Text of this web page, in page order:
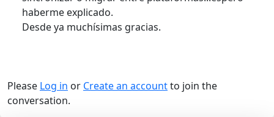
haberme explicado.
Desde ya muchísimas gracias.
Please Log in or Create an accountto join the
conversation.